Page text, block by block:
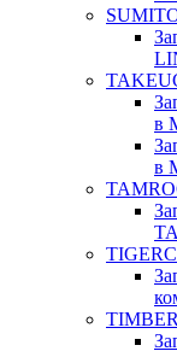
в
в